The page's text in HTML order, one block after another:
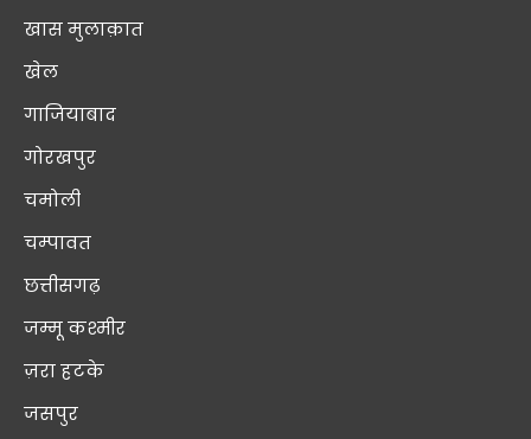
खास मुलाक़ात
खेल
गाजियाबाद
गोरखपुर
चमोली
चम्पावत
छत्तीसगढ़
जम्मू कश्मीर
ज़रा हटके
जसपुर